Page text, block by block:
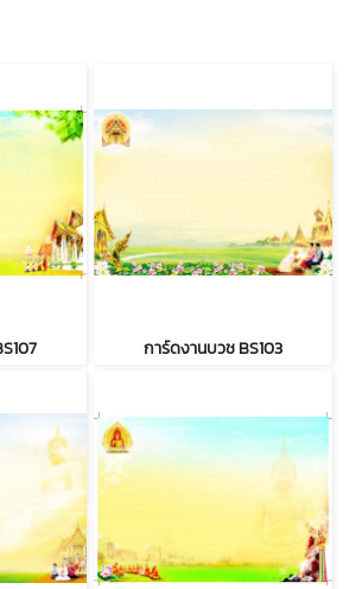
การ์ดงานบวช BS103